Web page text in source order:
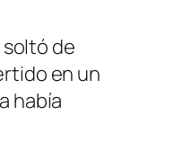
de
en un
había